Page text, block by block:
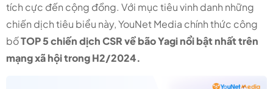
tích cực đến cộng đồng. Với mục tiêu vinh danh những
chiến dịch tiêu biểu này, YouNet Media chính thức công
bốTOP 5 chiến dịch CSR về bão Yagi nổi bật nhất trên
mạng xã hội trong H2/2024.